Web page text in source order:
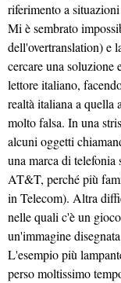
riferimento a
Mi è sembrato
dell'overtranslation) e
cercare una soluzione
lettore italiano,
realtà italiana a quella
molto falsa. In una
alcuni oggetti
una marca di
AT&T, perché più
in Telecom). Altra
nelle quali c'è un
un'immagine
L'esempio più
perso moltissimo